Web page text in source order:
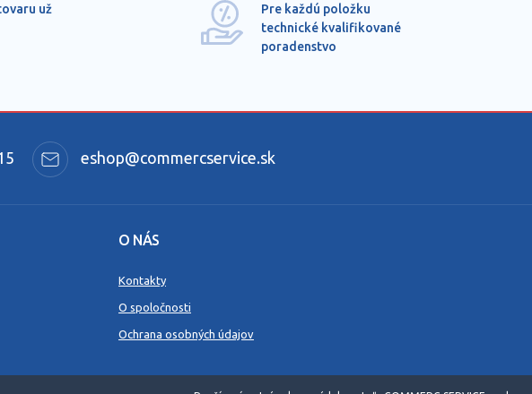
už
Pre každú položku
technické kvalifikované
poradenstvo
eshop@commercservice.sk
O NÁS
Kontakty
O spoločnosti
Ochrana osobných údajov